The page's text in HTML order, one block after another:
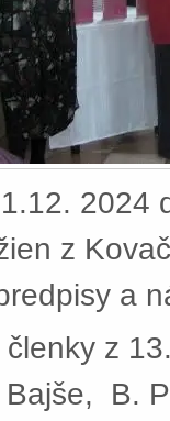
2024
z
a
z
B.